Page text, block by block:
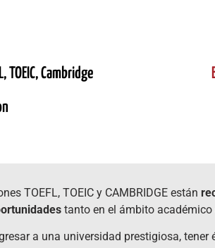
TOEIC, Cambridge
TOEFL, TOEIC y CAMBRIDGE están
tanto en el ámbito
a una universidad prestigiosa,